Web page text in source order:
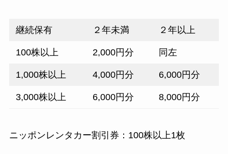
継続保有 ２年未満 ２年以上
100株以上 2,000円分 同左
1,000株以上 4,000円分 6,000円分
3,000株以上 6,000円分 8,000円分
ニッポンレンタカー割引券：100株以上1枚